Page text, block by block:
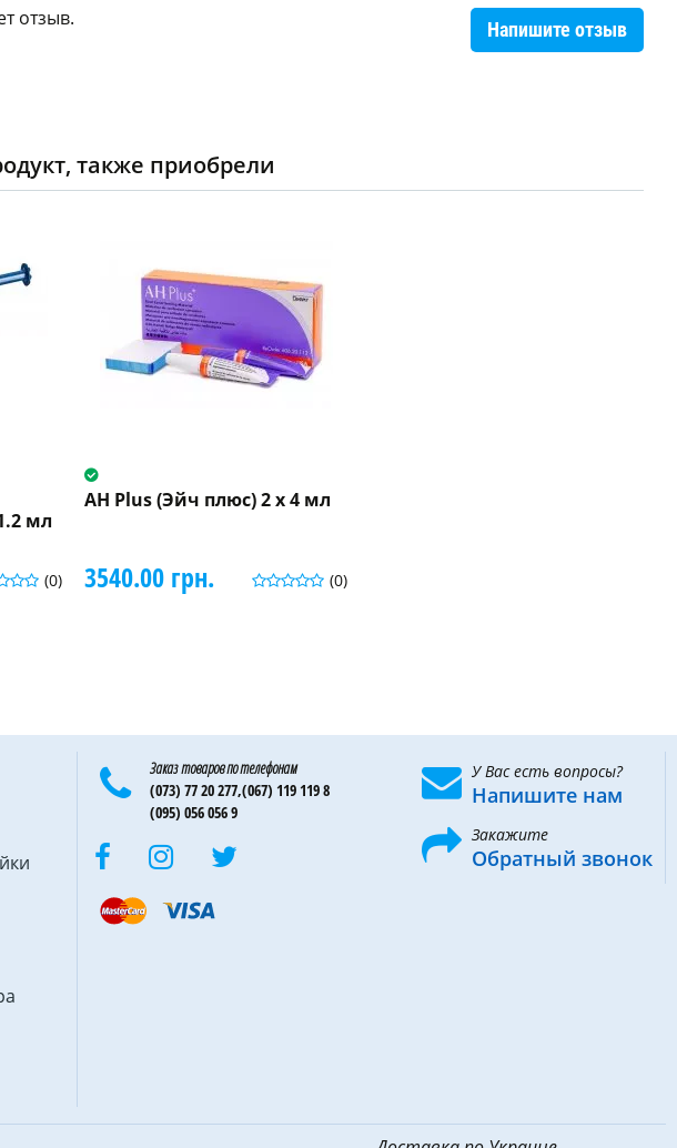
Напишите отзыв
отзыв.
также приобрели
мл
(0)
AH Plus (Эйч плюс) 2 x 4 мл
(0)
3540.00 грн.
Заказ товаров по телефонам
(073) 77 20 277,(067) 119 119 8
(095) 056 056 9
У Вас есть вопросы?
Напишите нам
Закажите
Обратный звонок